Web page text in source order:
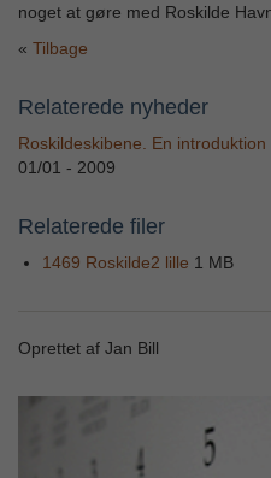
noget at gøre med Roskilde
Tilbage
Relaterede nyheder
Roskildeskibene. En
01/01 - 2009
Relaterede filer
1469 Roskilde2 lille 1 MB
Oprettet af Jan Bill